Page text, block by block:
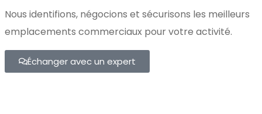
Nous identifions, négocions et sécurisons les meilleurs
emplacements commerciaux pour votre activité.
Échanger avec un expert